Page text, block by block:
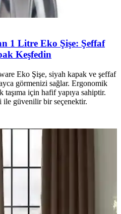
1 Litre Eko Şişe: Şeffaf
Keşfedin
Eko Şişe, siyah kapak ve şeffaf
görmenizi sağlar. Ergonomik
taşıma için hafif yapıya sahiptir.
güvenilir bir seçenektir.